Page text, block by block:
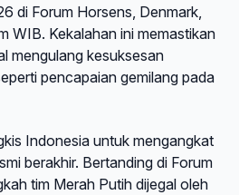
di Forum Horsens, Denmark,
WIB. Kekalahan ini memastikan
mengulang kesuksesan
pencapaian gemilang pada
Indonesia untuk mengangkat
berakhir. Bertanding di Forum
tim Merah Putih dijegal oleh